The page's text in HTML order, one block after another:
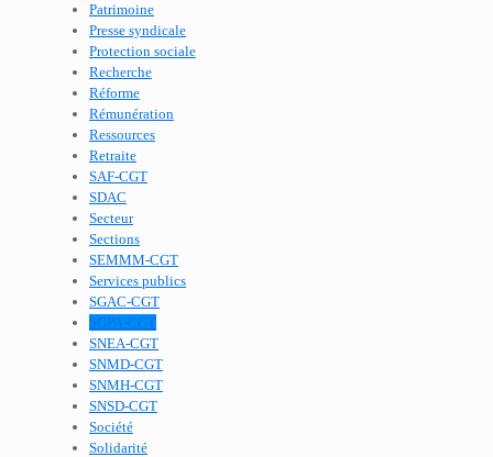
Patrimoine
Presse syndicale
Protection sociale
Recherche
Réforme
Rémunération
Ressources
Retraite
SAF-CGT
SDAC
Secteur
Sections
SEMMM-CGT
Services publics
SGAC-CGT
SGPA-CGT
SNEA-CGT
SNMD-CGT
SNMH-CGT
SNSD-CGT
Société
Solidarité